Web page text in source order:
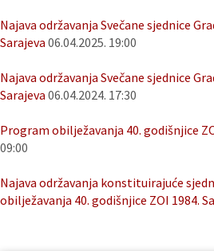
Najava održavanja Svečane sjednice
Sarajeva 06.04.2025. 19:00
Najava održavanja Svečane sjednice
Sarajeva 06.04.2024. 17:30
Program obilježavanja 40. godišnjice
09:00
Najava održavanja konstituirajuće
obilježavanja 40. godišnjice ZOI 1984.